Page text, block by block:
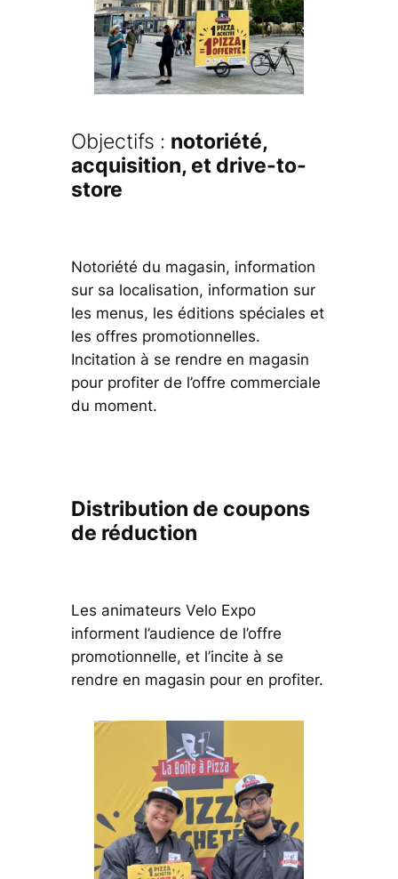
Objectifs : notoriété,
acquisition, et drive-to-
store
Notoriété du magasin, information
sur sa localisation, information sur
les menus, les éditions spéciales et
les offres promotionnelles.
Incitation à se rendre en magasin
pour profiter de l’offre commerciale
du moment.
Distribution de coupons
de réduction
Les animateurs Velo Expo
informent l’audience de l’offre
promotionnelle, et l’incite à se
rendre en magasin pour en profiter.